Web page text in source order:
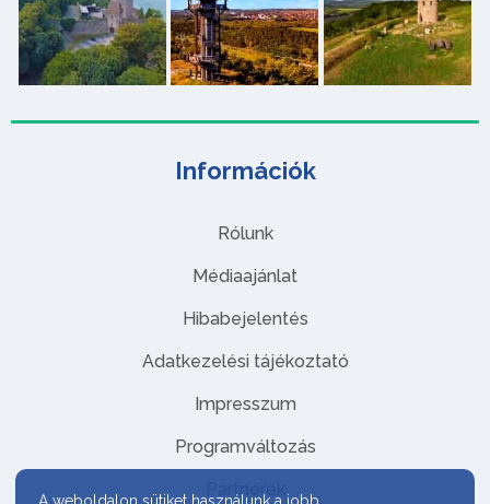
Információk
Rólunk
Médiaajánlat
Hibabejelentés
Adatkezelési tájékoztató
Impresszum
Programváltozás
Partnerek